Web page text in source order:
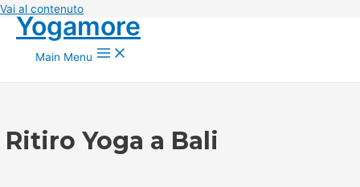
Vai al contenuto
Yogamore
Main Menu
Ritiro Yoga a Bali